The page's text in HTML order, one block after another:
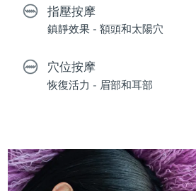
指壓按摩
鎮靜效果 - 額頭和太陽穴
穴位按摩
恢復活力 - 眉部和耳部